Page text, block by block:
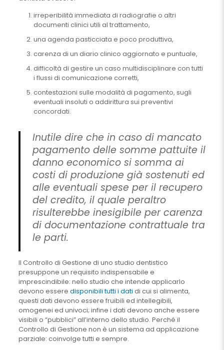
irreperibilità immediata di radiografie o altri
documenti clinici utili al trattamento,
una agenda pasticciata e poco produttiva,
carenza di un diario clinico aggiornato e puntuale,
difficoltà di gestire un caso multidisciplinare con tutti
i flussi di comunicazione corretti,
contestazioni sulle modalità di pagamento, sugli
eventuali insoluti o addirittura sui preventivi
concordati.
Inutile dire che in caso di mancato
pagamento delle somme pattuite il
danno economico si somma ai
costi di produzione già sostenuti ed
alle eventuali spese per il recupero
del credito, il quale peraltro
risulterebbe inesigibile per carenza
di documentazione contrattuale tra
le parti.
Il Controllo di Gestione di uno studio dentistico
presuppone un requisito indispensabile e
imprescindibile: nello studio che intende applicarlo
devono essere disponibili tutti i dati di cui si alimenta,
questi dati devono essere fruibili ed intellegibili,
omogenei ed univoci; infine i dati devono anche essere
visibili o “pubblici” all’interno dello studio. Perché il
Controllo di Gestione non è un sistema ad applicazione
parziale: coinvolge tutti e sempre.